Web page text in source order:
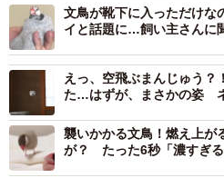
文鳥が靴下に入っただけな
イと話題に…飼い主さんに
えっ、空飛ぶまんじゅう？
た…はずが、まさかの姿
襲いかかる文鳥！燃え上
が？ たった6秒「濃すぎ